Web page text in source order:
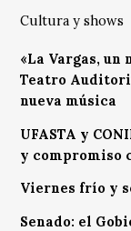
Cultura y shows
«La Vargas, un
Teatro
nueva música
UFASTA y
y compromiso
Viernes frío y
Senado: el